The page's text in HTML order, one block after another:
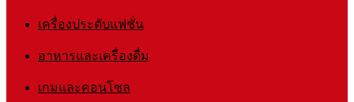
เครื่องประดับแฟชั่น
อาหารและเครื่องดื่ม
เกมและคอนโซล